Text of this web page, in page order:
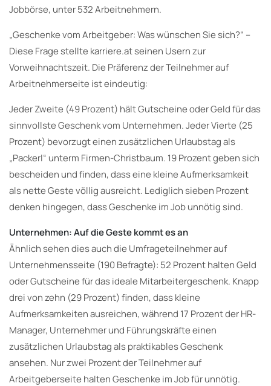
Jobbörse, unter 532 Arbeitnehmern.
„Geschenke vom Arbeitgeber: Was wünschen Sie sich?“ –
Diese Frage stellte karriere.at seinen Usern zur
Vorweihnachtszeit. Die Präferenz der Teilnehmer auf
Arbeitnehmerseite ist eindeutig:
Jeder Zweite (49 Prozent) hält Gutscheine oder Geld für das
sinnvollste Geschenk vom Unternehmen. Jeder Vierte (25
Prozent) bevorzugt einen zusätzlichen Urlaubstag als
„Packerl“ unterm Firmen-Christbaum. 19 Prozent geben sich
bescheiden und finden, dass eine kleine Aufmerksamkeit
als nette Geste völlig ausreicht. Lediglich sieben Prozent
denken hingegen, dass Geschenke im Job unnötig sind.
Unternehmen: Auf die Geste kommt es an
Ähnlich sehen dies auch die Umfrageteilnehmer auf
Unternehmensseite (190 Befragte): 52 Prozent halten Geld
oder Gutscheine für das ideale Mitarbeitergeschenk. Knapp
drei von zehn (29 Prozent) finden, dass kleine
Aufmerksamkeiten ausreichen, während 17 Prozent der HR-
Manager, Unternehmer und Führungskräfte einen
zusätzlichen Urlaubstag als praktikables Geschenk
ansehen. Nur zwei Prozent der Teilnehmer auf
Arbeitgeberseite halten Geschenke im Job für unnötig.